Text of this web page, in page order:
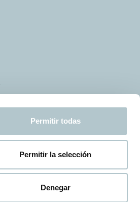
Permitir todas
Permitir la selección
Denegar